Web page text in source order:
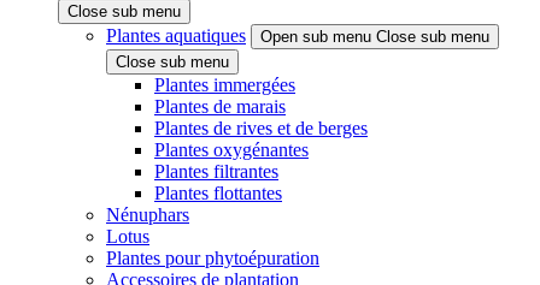
Close sub menu
Plantes aquatiques Open sub menu Close sub menu
Close sub menu
Plantes immergées
Plantes de marais
Plantes de rives et de berges
Plantes oxygénantes
Plantes filtrantes
Plantes flottantes
Nénuphars
Lotus
Plantes pour phytoépuration
Accessoires de plantation